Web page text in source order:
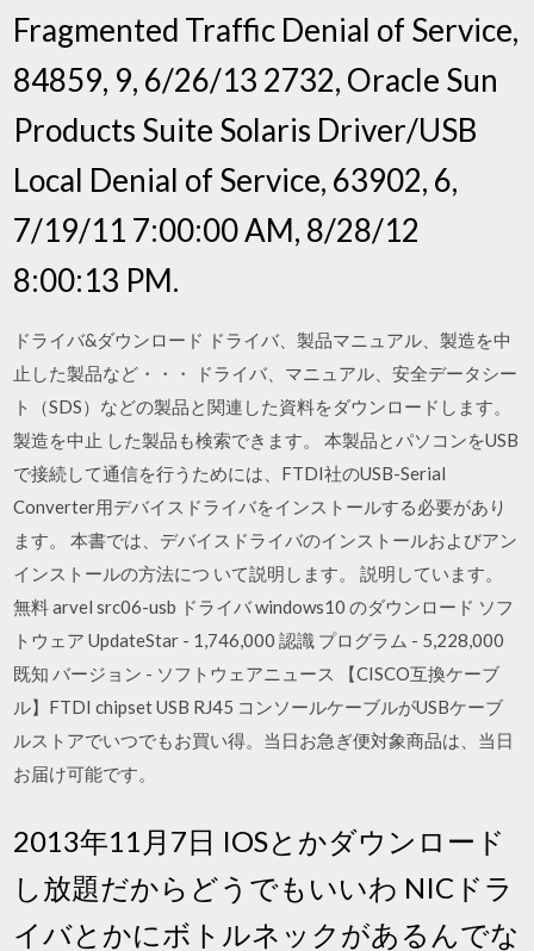
Fragmented Traffic Denial of Service,
84859, 9, 6/26/13 2732, Oracle Sun
Products Suite Solaris Driver/USB
Local Denial of Service, 63902, 6,
7/19/11 7:00:00 AM, 8/28/12
8:00:13 PM.
ドライバ&ダウンロード ドライバ、製品マニュアル、製造を中
止した製品など・・・ ドライバ、マニュアル、安全データシー
ト（SDS）などの製品と関連した資料をダウンロードします。
製造を中止 した製品も検索できます。 本製品とパソコンをUSB
で接続して通信を行うためには、FTDI社のUSB-Serial
Converter用デバイスドライバをインストールする必要があり
ます。 本書では、デバイスドライバのインストールおよびアン
インストールの方法につ いて説明します。 説明しています。
無料 arvel src06-usb ドライバ windows10 のダウンロード ソフ
トウェア UpdateStar - 1,746,000 認識 プログラム - 5,228,000
既知 バージョン - ソフトウェアニュース 【CISCO互換ケーブ
ル】FTDI chipset USB RJ45 コンソールケーブルがUSBケーブ
ルストアでいつでもお買い得。当日お急ぎ便対象商品は、当日
お届け可能です。
2013年11月7日 IOSとかダウンロード
し放題だからどうでもいいわ NICドラ
イバとかにボトルネックがあるんでな